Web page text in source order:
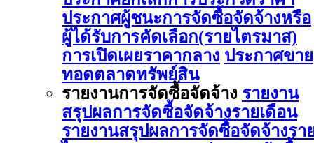
ประกาศผู้ชนะการจัดซื้อจัดจ้างหรือ
ผู้ได้รับการคัดเลือก(รายไตรมาส)
การเปิดเผยราคากลาง ประกาศขาย
ทอดตลาดทรัพย์สิน
รายงานการจัดซื้อจัดจ้าง รายงาน
สรุปผลการจัดซื้อจัดจ้างรายเดือน
รายงานสรุปผลการจัดซื้อจัดจ้างรา